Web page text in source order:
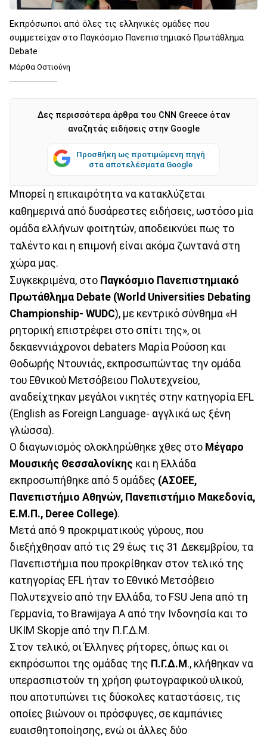
Εκπρόσωποι από όλες τις ελληνικές ομάδες που
συμμετείχαν στο Παγκόσμιο Πανεπιστημιακό Πρωτάθλημα
Debate
Μάρθα Οστιούνη
Δες περισσότερα άρθρα του CNN Greece όταν
αναζητάς ειδήσεις στην Google
Προσθήκη ως προτιμώμενη πηγή
στα αποτελέσματα Google
Μπορεί η επικαιρότητα να κατακλύζεται
καθημερινά από δυσάρεστες ειδήσεις, ωστόσο μία
ομάδα ελλήνων φοιτητών, αποδεικνύει πως το
ταλέντο και η επιμονή είναι ακόμα ζωντανά στη
χώρα μας.
Συγκεκριμένα, στο Παγκόσμιο Πανεπιστημιακό
Πρωτάθλημα Debate (World Universities Debating
Championship- WUDC), με κεντρικό σύνθημα «Η
ρητορική επιστρέφει στο σπίτι της», οι
δεκαεννιάχρονοι debaters Μαρία Ρούσση και
Θοδωρής Ντουνιάς, εκπροσωπώντας την ομάδα
του Εθνικού Μετσόβειου Πολυτεχνείου,
αναδείχτηκαν μεγάλοι νικητές στην κατηγορία EFL
(English as Foreign Language- αγγλικά ως ξένη
γλώσσα).
Ο διαγωνισμός ολοκληρώθηκε χθες στο Μέγαρο
Μουσικής Θεσσαλονίκης και η Ελλάδα
εκπροσωπήθηκε από 5 ομάδες (ΑΣΟΕΕ,
Πανεπιστήμιο Αθηνών, Πανεπιστήμιο Μακεδονία,
Ε.Μ.Π., Deree College).
Μετά από 9 προκριματικούς γύρους, που
διεξήχθησαν από τις 29 έως τις 31 Δεκεμβρίου, τα
Πανεπιστήμια που προκρίθηκαν στον τελικό της
κατηγορίας EFL ήταν το Εθνικό Μετσόβειο
Πολυτεχνείο από την Ελλάδα, το FSU Jena από τη
Γερμανία, το Brawijaya A από την Ινδονησία και το
UKIM Skopje από την Π.Γ.Δ.Μ.
Στον τελικό, οι Έλληνες ρήτορες, όπως και οι
εκπρόσωποι της ομάδας της Π.Γ.Δ.Μ., κλήθηκαν να
υπερασπιστούν τη χρήση φωτογραφικού υλικού,
που αποτυπώνει τις δύσκολες καταστάσεις, τις
οποίες βιώνουν οι πρόσφυγες, σε καμπάνιες
ευαισθητοποίησης, ενώ οι άλλες δύο